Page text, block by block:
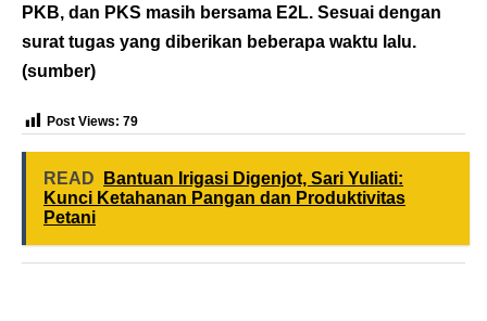
PKB, dan PKS masih bersama E2L. Sesuai dengan
surat tugas yang diberikan beberapa waktu lalu.
(sumber)
Post Views: 79
READ
Bantuan Irigasi Digenjot, Sari Yuliati:
Kunci Ketahanan Pangan dan Produktivitas
Petani